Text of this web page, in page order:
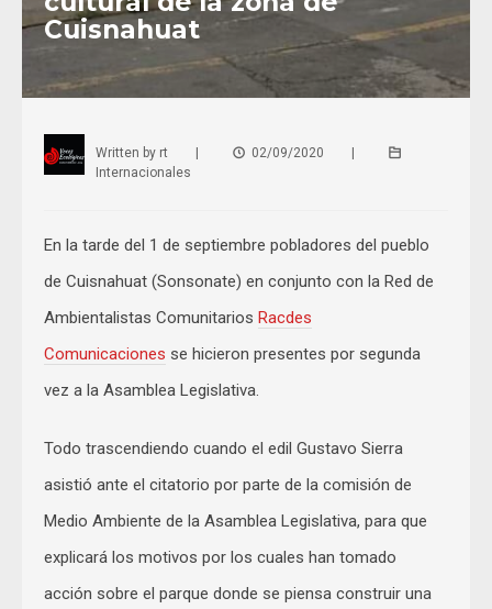
Cuisnahuat
Written by rt 02/09/2020
Internacionales
En la tarde del 1 de septiembre pobladores del pueblo
de Cuisnahuat (Sonsonate) en conjunto con la Red de
Ambientalistas Comunitarios Racdes
Comunicaciones se hicieron presentes por segunda
vez a la Asamblea Legislativa.
Todo trascendiendo cuando el edil Gustavo Sierra
asistió ante el citatorio por parte de la comisión de
Medio Ambiente de la Asamblea Legislativa, para que
explicará los motivos por los cuales han tomado
acción sobre el parque donde se piensa construir una